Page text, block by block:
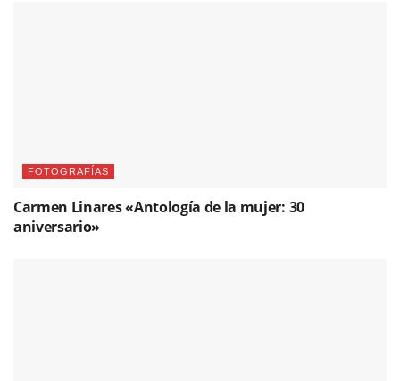
FOTOGRAFÍAS
Carmen Linares «Antología de la mujer: 30
aniversario»